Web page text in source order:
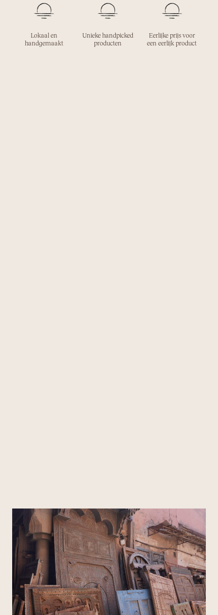
Lokaal en
handgemaakt
Unieke handpicked
producten
Eerlijke prijs voor
een eerlijk product